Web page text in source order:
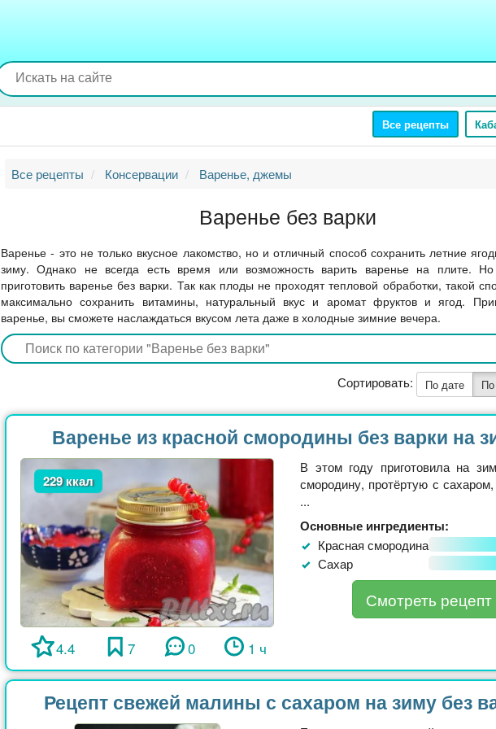
Все рецепты
Все рецепты Консервации Варенье, джемы
Варенье без варки
Варенье - это не только вкусное лакомство, но и отличный способ сохранить летние
зиму. Однако не всегда есть время или возможность варить варенье на плите. Но
приготовить варенье без варки. Так как плоды не проходят тепловой обработки, такой
максимально сохранить витамины, натуральный вкус и аромат фруктов и ягод.
варенье, вы сможете наслаждаться вкусом лета даже в холодные зимние вечера.
Сортировать: По дате
Варенье из красной смородины без варки на
229 ккал
4.4 7 0 1 ч
В этом году приготовила на
смородину, протёртую с
...
Основные ингредиенты:
Красная смородина
Сахар
Смотреть рецепт
Рецепт свежей малины с сахаром на зиму без